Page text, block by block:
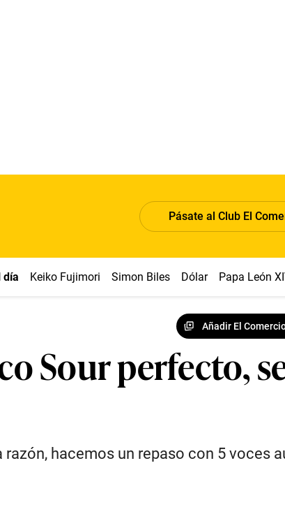
Pásate al Club El
día Keiko Fujimori Simon Biles Dólar Papa León
Añadir El
Sour perfecto,
hacemos un repaso con 5 voces